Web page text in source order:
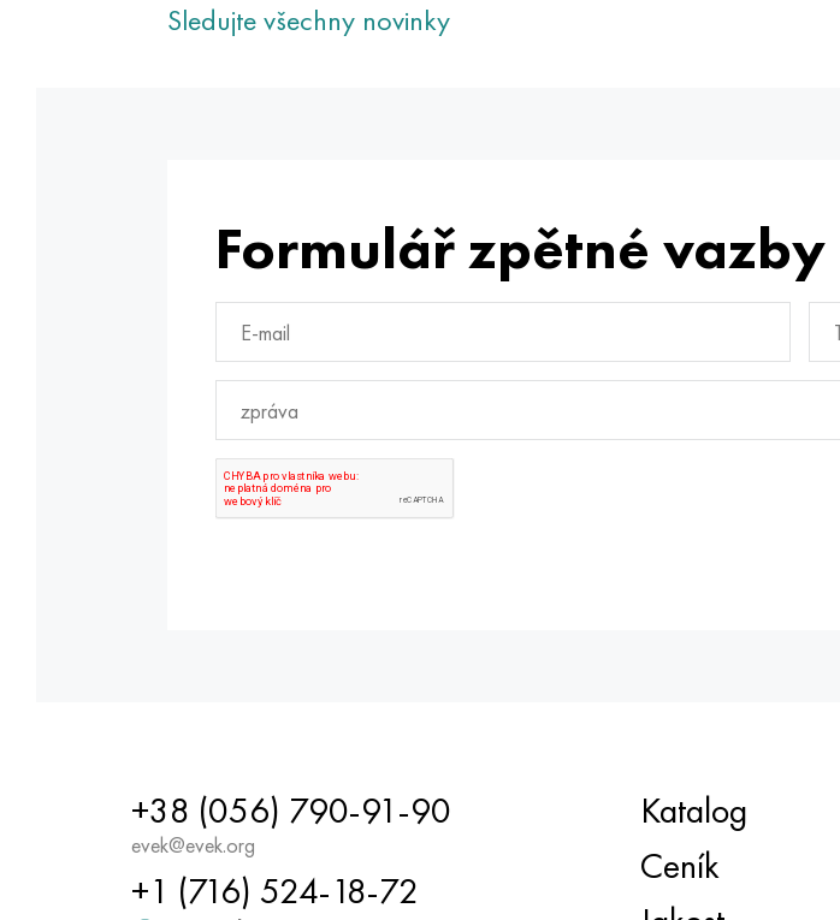
Sledujte všechny novinky
Formulář zpětné vazby
+38 (056) 790-91-90
evek@evek.org
+1 (716) 524-18-72
Katalog
Ceník